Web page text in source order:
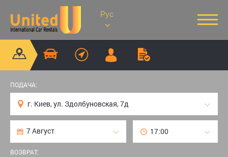
Рус
ПОДАЧА:
ВОЗВРАТ: